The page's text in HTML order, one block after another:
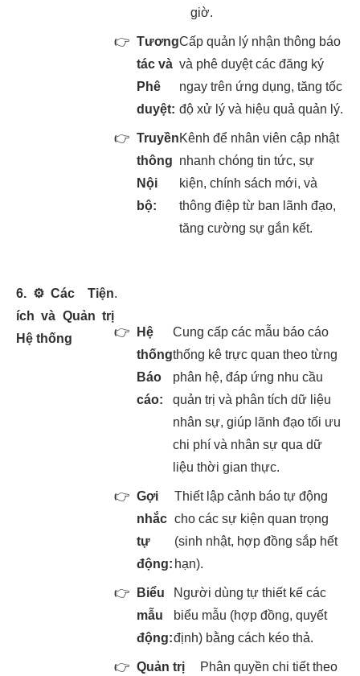
giờ.
👉 Tương
tác và
Phê
duyệt:
Cấp quản lý nhận thông báo
và phê duyệt các đăng ký
ngay trên ứng dụng, tăng tốc
độ xử lý và hiệu quả quản lý.
👉 Truyền
thông
Nội
bộ:
Kênh để nhân viên cập nhật
nhanh chóng tin tức, sự
kiện, chính sách mới, và
thông điệp từ ban lãnh đạo,
tăng cường sự gắn kết.
6. ⚙️ Các Tiện
ích và Quản trị
Hệ thống
.
👉
Hệ
thống
Báo
cáo:
Cung cấp các mẫu báo cáo
thống kê trực quan theo từng
phân hệ, đáp ứng nhu cầu
quản trị và phân tích dữ liệu
nhân sự, giúp lãnh đạo tối ưu
chi phí và nhân sự qua dữ
liệu thời gian thực.
👉 Gợi
nhắc
tự
động:
Thiết lập cảnh báo tự động
cho các sự kiện quan trọng
(sinh nhật, hợp đồng sắp hết
hạn).
👉
Biểu
mẫu
động:
Người dùng tự thiết kế các
biểu mẫu (hợp đồng, quyết
định) bằng cách kéo thả.
👉 Quản trị
Phân quyền chi tiết theo